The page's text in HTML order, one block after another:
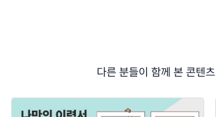
다른 분들이 함께 본 콘텐츠